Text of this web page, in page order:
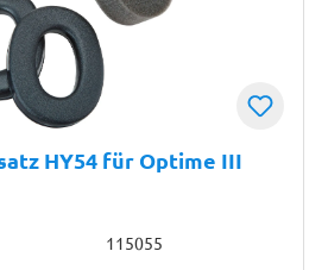
HY54 für Optime III
115055